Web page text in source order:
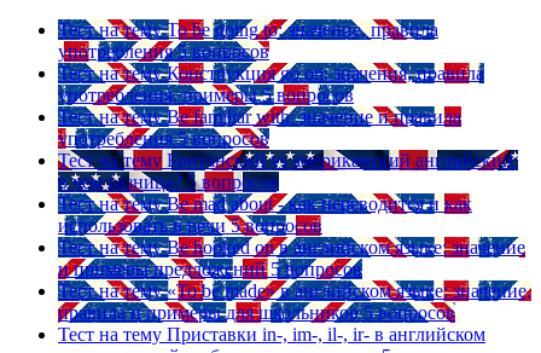
Тест на тему To be going to: значение, правила
употребления 5 вопросов
Тест на тему Конструкция go on: значения, правила
употребления, примеры 5 вопросов
Тест на тему Be familiar with: значение и правила
употребления 5 вопросов
Тест на тему Британский vs американский английский:
в чем разница? 5 вопросов
Тест на тему Be mad about - как переводится и как
использовать в речи 5 вопросов
Тест на тему Be hooked on в английском языке: значение
и примеры предложений 5 вопросов
Тест на тему «To be made» в английском языке: значение,
правила и примеры для школьников 5 вопросов
Тест на тему Приставки in-, im-, il-, ir- в английском